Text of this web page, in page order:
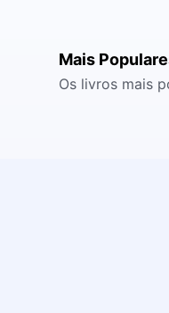
Mais
Os livros mais